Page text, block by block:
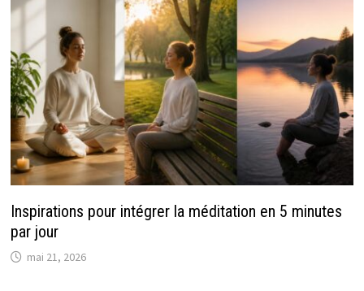
Inspirations pour intégrer la méditation en 5 minutes
par jour
mai 21, 2026